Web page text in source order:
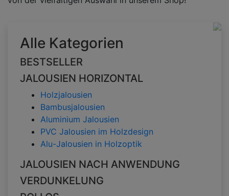
Alle Kategorien
BESTSELLER
JALOUSIEN HORIZONTAL
Holzjalousien
Bambusjalousien
Aluminium Jalousien
PVC Jalousien im Holzdesign
Alu-Jalousien in Holzoptik
JALOUSIEN NACH ANWENDUNG
VERDUNKELUNG